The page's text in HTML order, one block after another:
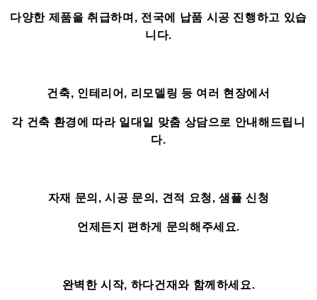
다양한 제품을 취급하며, 전국에 납품 시공 진행하고 있습
니다.
건축, 인테리어, 리모델링 등 여러 현장에서
각 건축 환경에 따라 일대일 맞춤 상담으로 안내해드립니
다.
자재 문의, 시공 문의, 견적 요청, 샘플 신청
언제든지 편하게 문의해주세요.
완벽한 시작, 하다건재와 함께하세요.